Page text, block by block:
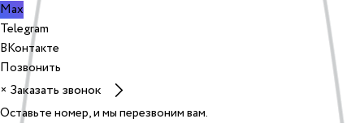
Max
Telegram
ВКонтакте
Позвонить
× Заказать звонок
Оставьте номер, и мы перезвоним вам.